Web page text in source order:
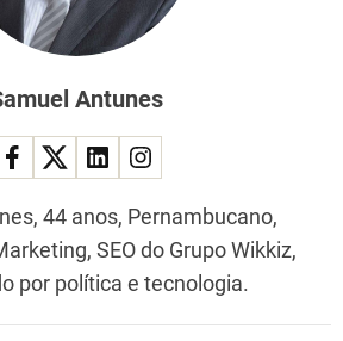
Antunes
44 anos, Pernambucano,
SEO do Grupo Wikkiz,
por política e tecnologia.